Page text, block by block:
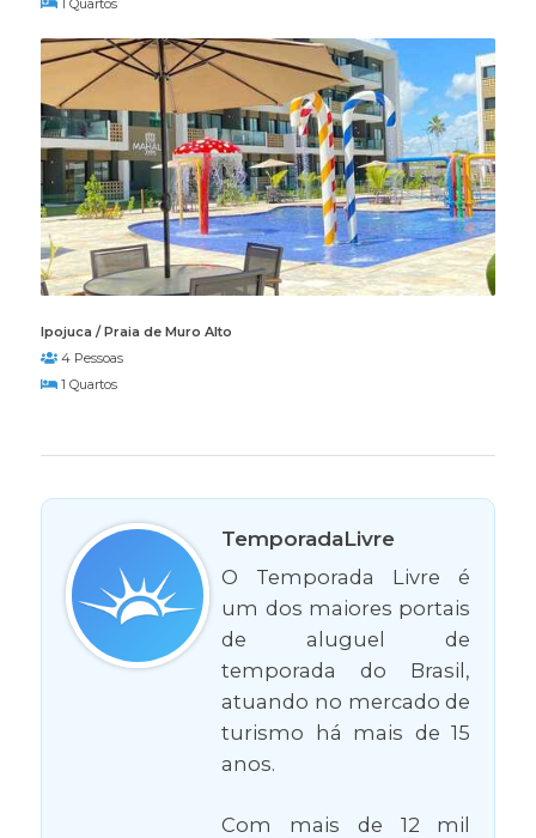
1 Quartos
Ipojuca / Praia de Muro Alto
4 Pessoas
1 Quartos
TemporadaLivre
O Temporada Livre é
um dos maiores portais
de aluguel de
temporada do Brasil,
atuando no mercado de
turismo há mais de 15
anos.
Com mais de 12 mil